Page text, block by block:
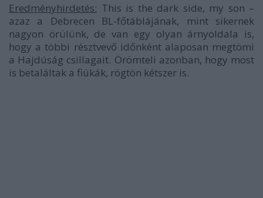
Eredményhirdetés: This is the dark side, my son –
azaz a Debrecen BL-főtáblájának, mint sikernek
nagyon örülünk, de van egy olyan árnyoldala is,
hogy a többi résztvevő időnként alaposan megtömi
a Hajdúság csillagait. Örömteli azonban, hogy most
is betaláltak a fiúkák, rögtön kétszer is.